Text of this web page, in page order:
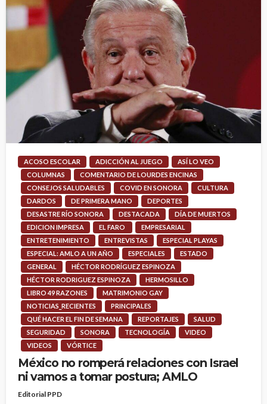
ACOSO ESCOLAR ADICCIÓN AL JUEGO
ASÍ LO VEO
COLUMNAS
COMENTARIO DE LOURDES ENCINAS
CONSEJOS SALUDABLES
COVID EN SONORA
CULTURA
DARDOS
DE PRIMERA MANO
DEPORTES
DESASTRE RÍO SONORA
DESTACADA
DÍA DE MUERTOS
EDICION IMPRESA
EL FARO
EMPRESARIAL
ENTRETENIMIENTO
ENTREVISTAS
ESPECIAL PLAYAS
ESPECIAL: AMLO A UN AÑO
ESPECIALES
ESTADO
GENERAL
HÉCTOR RODRÍGUEZ ESPINOZA
HÉCTOR RODRIGUEZ ESPINOZA
HERMOSILLO
LIBRO 49 RAZONES
MATRIMONIO GAY
NOTICIAS_RECIENTES
PRINCIPALES
QUÉ HACER EL FIN DE SEMANA
REPORTAJES
SALUD
SEGURIDAD
SONORA TECNOLOGÍA
VIDEO
VIDEOS
VÓRTICE
México no romperá relaciones con Israel
ni vamos a tomar postura; AMLO
Editorial PPD